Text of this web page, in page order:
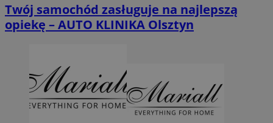
Twój samochód zasługuje na najlepszą
opiekę – AUTO KLINIKA Olsztyn